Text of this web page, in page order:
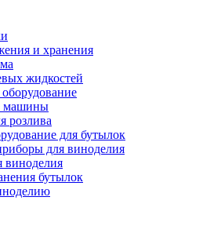
и хранения
жидкостей
машины
розлива
для бутылок
для виноделия
виноделия
бутылок